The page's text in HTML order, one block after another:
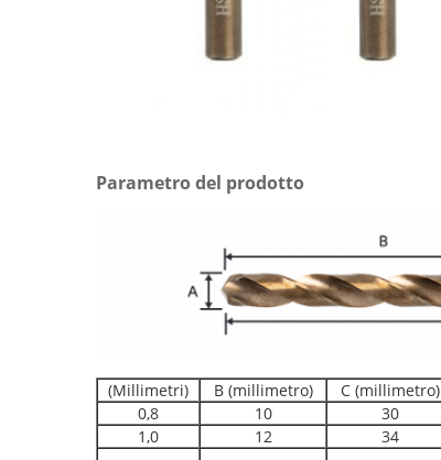
Parametro del prodotto
(Millimetri) B (millimetro) C (millimetro)
0,8
10 30
1,0
12 34